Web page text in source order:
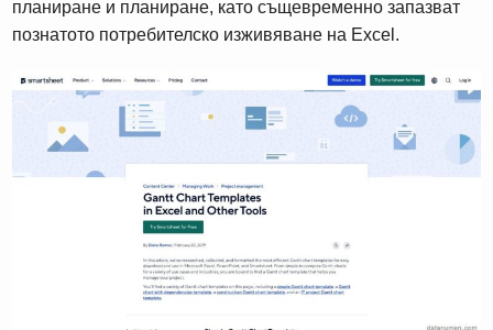
планиране и планиране, като същевременно запазват
познатото потребителско изживяване на Excel.